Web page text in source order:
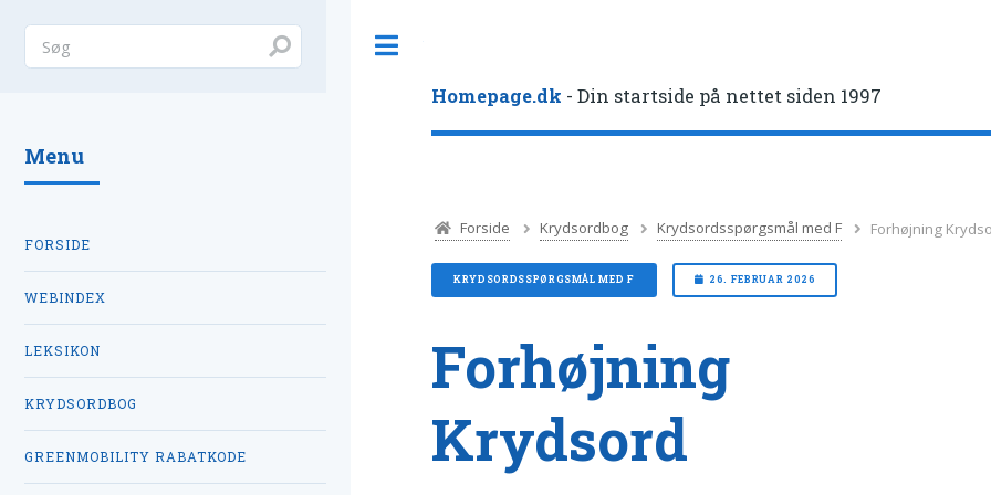
Homepage.dk - Din startside på nettet siden 1997
Forside Krydsordbog Krydsordsspørgsmål med F Forhøjning
KRYDSORDSSPØRGSMÅL MED F 26. FEBRUAR 2026
Forhøjning
Krydsord
Menu
FORSIDE
WEBINDEX
LEKSIKON
KRYDSORDBOG
GREENMOBILITY RABATKODE